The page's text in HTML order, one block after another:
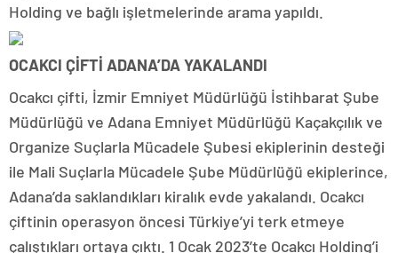
Holding ve bağlı işletmelerinde arama yapıldı.
OCAKCI ÇİFTİ ADANA’DA YAKALANDI
Ocakcı çifti, İzmir Emniyet Müdürlüğü İstihbarat Şube
Müdürlüğü ve Adana Emniyet Müdürlüğü Kaçakçılık ve
Organize Suçlarla Mücadele Şubesi ekiplerinin desteği
ile Mali Suçlarla Mücadele Şube Müdürlüğü ekiplerince,
Adana’da saklandıkları kiralık evde yakalandı. Ocakcı
çiftinin operasyon öncesi Türkiye’yi terk etmeye
çalıştıkları ortaya çıktı. 1 Ocak 2023’te Ocakcı Holding’i